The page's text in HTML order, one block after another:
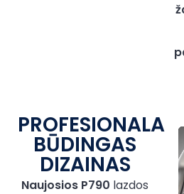
BŪDINGAS
DIZAINAS
Naujosios P790 lazdos